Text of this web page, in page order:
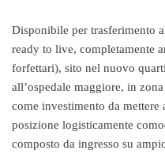
Disponibile per trasferimento
ready to live, completamente
forfettari), sito nel nuovo
all’ospedale maggiore, in
come investimento da mettere
posizione logisticamente
composto da ingresso su